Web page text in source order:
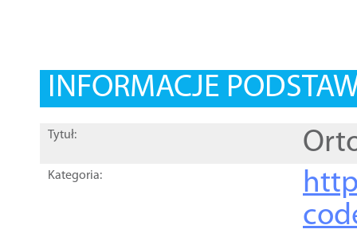
INFORMACJE
Tytuł:
Kategoria: